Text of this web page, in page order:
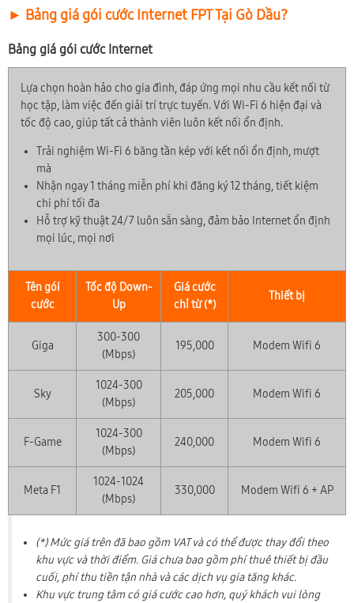
► Bảng giá gói cước Internet FPT Tại Gò Dầu?
Bảng giá gói cước Internet
Lựa chọn hoàn hảo cho gia đình, đáp ứng mọi nhu cầu kết nối từ
học tập, làm việc đến giải trí trực tuyến. Với Wi-Fi 6 hiện đại và
tốc độ cao, giúp tất cả thành viên luôn kết nối ổn định.
Trải nghiệm Wi-Fi 6 băng tần kép với kết nối ổn định, mượt
mà
Nhận ngay 1 tháng miễn phí khi đăng ký 12 tháng, tiết kiệm
chi phí tối đa
Hỗ trợ kỹ thuật 24/7 luôn sẵn sàng, đảm bảo Internet ổn định
mọi lúc, mọi nơi
Tên gói
cước
Tốc độ Down-
Up
Giá cước
chỉ từ (*)
Thiết bị
Giga
300-300
(Mbps)
195,000 Modem Wifi 6
Sky
1024-300
(Mbps)
205,000 Modem Wifi 6
F-Game
1024-300
(Mbps)
240,000 Modem Wifi 6
Meta F1
1024-1024
(Mbps)
330,000 Modem Wifi 6 + AP
(*) Mức giá trên đã bao gồm VAT và có thể được thay đổi theo
khu vực và thời điểm. Giá chưa bao gồm phí thuê thiết bị đầu
cuối, phí thu tiền tận nhà và các dịch vụ gia tăng khác.
Khu vực trung tâm có giá cước cao hơn, quý khách vui lòng